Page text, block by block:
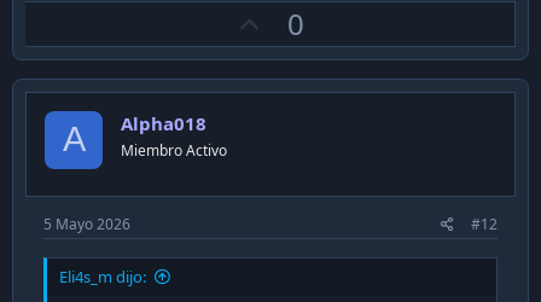
p
v
0
A Alpha018
Miembro Activo
5 Mayo 2026 #12
Eli4s_m dijo: